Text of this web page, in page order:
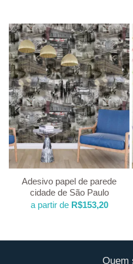
Adesivo papel de parede
cidade de São Paulo
a partir de R$153,20
Quem